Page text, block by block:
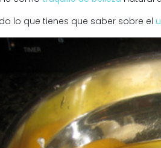
lo que tienes que saber sobre el
revelan las
de Alexia Putellas para
sobre la nueva era del
objeto-artista?